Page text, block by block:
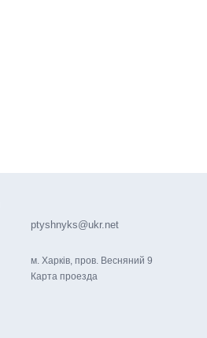
ptyshnyks@ukr.net
м. Харків, пров. Весняний 9
Карта проезда